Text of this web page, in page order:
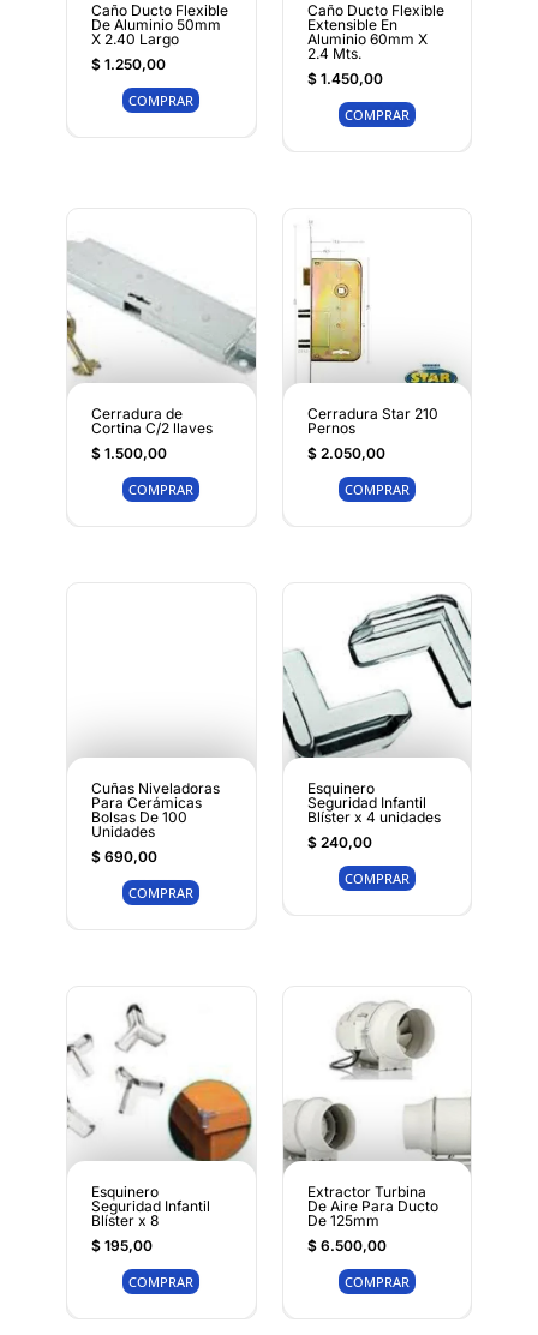
Caño Ducto Flexible
De Aluminio 50mm
X 2.40 Largo
$1.250,00
COMPRAR
Caño Ducto Flexible
Extensible En
Aluminio 60mm X
2.4 Mts.
$1.450,00
COMPRAR
Cerradura de
Cortina C/2 llaves
$1.500,00
COMPRAR
Cerradura Star 210
Pernos
$2.050,00
COMPRAR
Cuñas Niveladoras
Para Cerámicas
Bolsas De 100
Unidades
$690,00
COMPRAR
Esquinero
Seguridad Infantil
Blíster x 4 unidades
$240,00
COMPRAR
Esquinero
Seguridad Infantil
Blíster x 8
$195,00
COMPRAR
Extractor Turbina
De Aire Para Ducto
De 125mm
$6.500,00
COMPRAR